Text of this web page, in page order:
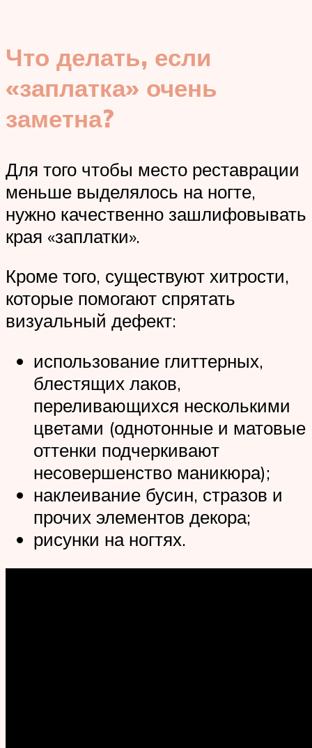
Что делать, если
«заплатка» очень
заметна?
Для того чтобы место реставрации
меньше выделялось на ногте,
нужно качественно зашлифовывать
края «заплатки».
Кроме того, существуют хитрости,
которые помогают спрятать
визуальный дефект:
использование глиттерных,
блестящих лаков,
переливающихся несколькими
цветами (однотонные и матовые
оттенки подчеркивают
несовершенство маникюра);
наклеивание бусин, стразов и
прочих элементов декора;
рисунки на ногтях.